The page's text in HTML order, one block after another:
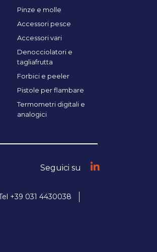
Pinze e molle
Accessori pesce
Accessori vari
Denocciolatori e
tagliafrutta
Forbici e peeler
Pistole per flambare
Termometri digitali e
analogici
Seguici su
+39 031 4430038